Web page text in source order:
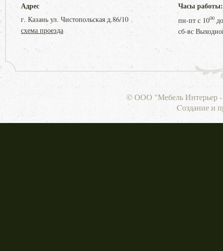
Адрес
г. Казань ул. Чистопольская д.86/10
схема проезда
Часы работы:
пн-пт с 1000
сб-вс
© ООО "Мебель Интерьер -
Cоздание и